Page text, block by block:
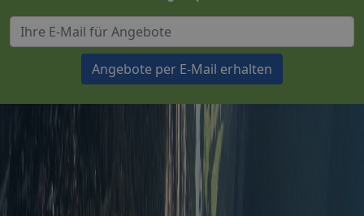
Angebote per E-Mail erhalten